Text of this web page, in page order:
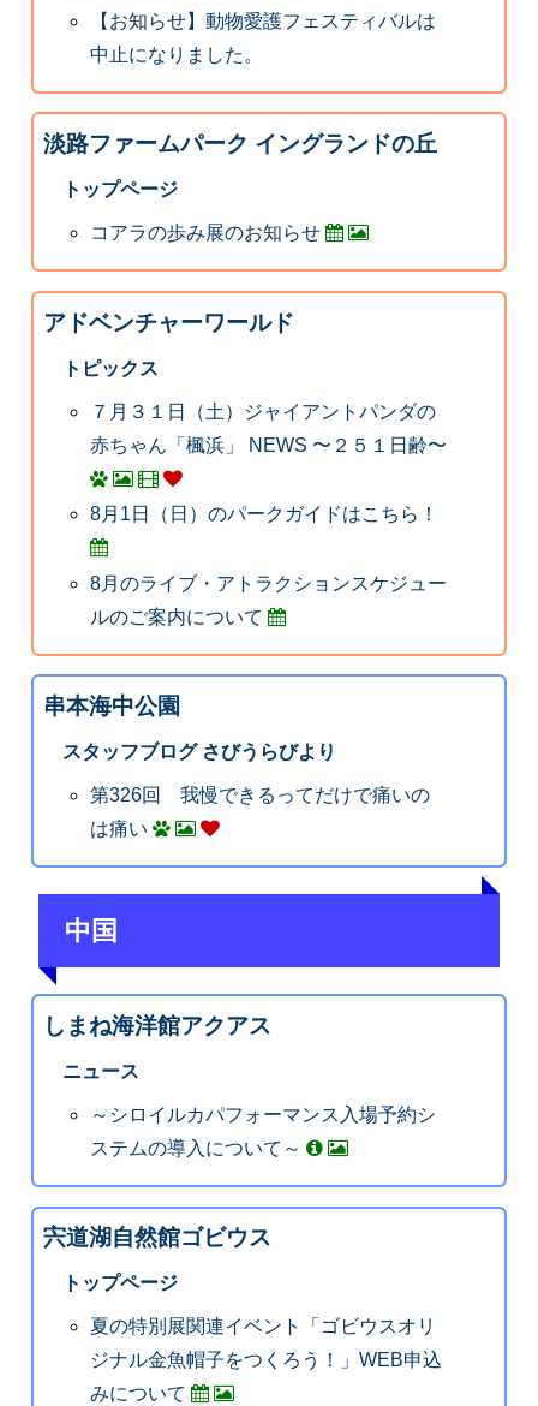
【お知らせ】動物愛護フェスティバルは
中止になりました。
淡路ファームパーク イングランドの丘
トップページ
コアラの歩み展のお知らせ
アドベンチャーワールド
トピックス
７月３１日（土）ジャイアントパンダの
赤ちゃん「楓浜」 NEWS 〜２５１日齢〜
8月1日（日）のパークガイドはこちら！
8月のライブ・アトラクションスケジュー
ルのご案内について
串本海中公園
スタッフブログ さびうらびより
第326回 我慢できるってだけで痛いの
は痛い
中国
しまね海洋館アクアス
ニュース
～シロイルカパフォーマンス入場予約シ
ステムの導入について～
宍道湖自然館ゴビウス
トップページ
夏の特別展関連イベント「ゴビウスオリ
ジナル金魚帽子をつくろう！」WEB申込
みについて